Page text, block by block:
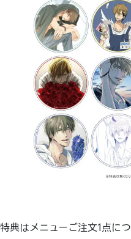
特典はメニューご注文1点に